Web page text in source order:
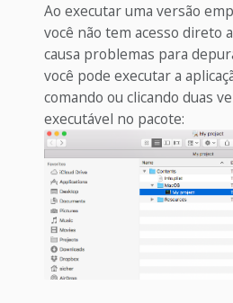
Ao executar uma versão
você não tem acesso direto
causa problemas para
você pode executar a
comando ou clicando duas
executável no pacote: